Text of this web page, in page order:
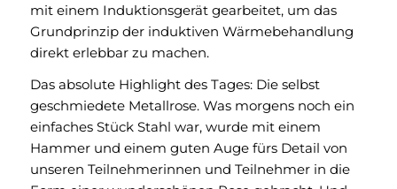
mit einem Induktionsgerät gearbeitet, um das
Grundprinzip der induktiven Wärmebehandlung
direkt erlebbar zu machen.
Das absolute Highlight des Tages: Die selbst
geschmiedete Metallrose. Was morgens noch ein
einfaches Stück Stahl war, wurde mit einem
Hammer und einem guten Auge fürs Detail von
unseren Teilnehmerinnen und Teilnehmer in die